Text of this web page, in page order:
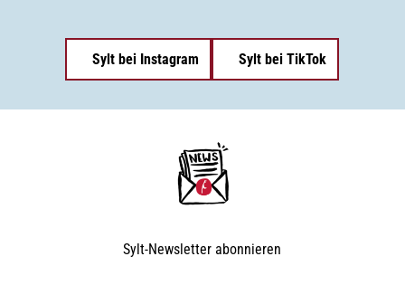
Sylt bei Instagram Sylt bei TikTok
Sylt-Newsletter abonnieren